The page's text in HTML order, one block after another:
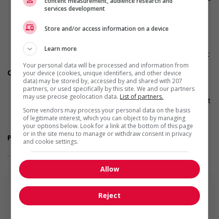
la gestion, à l&apos;exploitation et à la valorisation
négociation, développement de partenariats et création de
relations d&apos;affaires ;· Expérience dans un
environnement entrepreneurial ou en croissance ;·
Excellente maîtrise du français et de l&apos;anglais parlé et
écrit ;
QUALITÉS RECHERCHÉES
· Leadership mobilisateur ;· Vision stratégique ;· Orientation
vers les résultats ;· Esprit entrepreneurial ;· Capacité à
fédérer les équipes ;· Sens de l&apos;initiative ;· Créativité et
innovation ;· Excellentes habiletés relationnelles ;·
Autonomie ;· Persévérance ;· Sens des affaires ;·
Professionnalisme.
POURQUOI CE POSTE ?
Une opportunité unique de contribuer directement à la
croissance d&apos;une entreprise en pleine évolution. Vous
bénéficierez d&apos;une grande autonomie, d&apos;un accès
direct à la direction et d&apos;une réelle capacité
d&apos;influence sur les orientations stratégiques de
... Lire la suite
Totem recruteur de talent
services development
Store and/or access information on a device
Learn more
Your personal data will be processed and information from
your device (cookies, unique identifiers, and other device
data) may be stored by, accessed by and shared with 207
partners, or used specifically by this site. We and our partners
may use precise geolocation data. List of partners.
Some vendors may process your personal data on the basis
of legitimate interest, which you can object to by managing
your options below. Look for a link at the bottom of this page
or in the site menu to manage or withdraw consent in privacy
and cookie settings.
Allow
Reject